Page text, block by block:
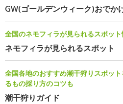
GW(ゴールデンウィーク)おでか
全国のネモフィラが見られるスポッ
ネモフィラが見られるスポット
全国各地のおすすめ潮干狩りスポッ
るもの採り方のコツも
潮干狩りガイド